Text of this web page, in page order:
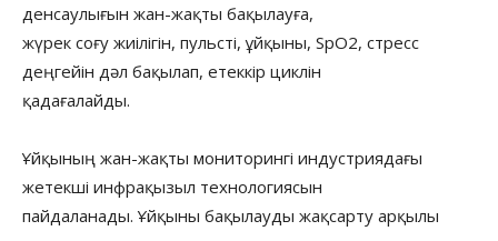
денсаулығын жан-жақты бақылауға,
жүрек соғу жиілігін, пульсті, ұйқыны, SpO2, стресс
деңгейін дәл бақылап, етеккір циклін
қадағалайды.
Ұйқының жан-жақты мониторингі индустриядағы
жетекші инфрақызыл технологиясын
пайдаланады. Ұйқыны бақылауды жақсарту арқылы